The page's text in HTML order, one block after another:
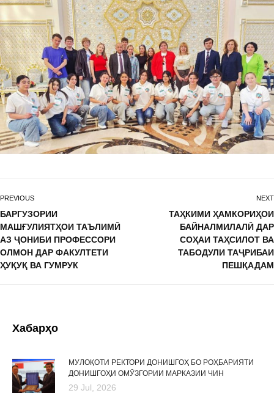
PREVIOUS
БАРГУЗОРИИ
МАШҒУЛИЯТҲОИ ТАЪЛИМӢ
АЗ ҶОНИБИ ПРОФЕССОРИ
ОЛМОН ДАР ФАКУЛТЕТИ
ҲУҚУҚ ВА ГУМРУК
NEXT
ТАҲКИМИ ҲАМКОРИҲОИ
БАЙНАЛМИЛАЛӢ ДАР
СОҲАИ ТАҲСИЛОТ ВА
ТАБОДУЛИ ТАҶРИБАИ
ПЕШҚАДАМ
Хабарҳо
МУЛОҚОТИ РЕКТОРИ ДОНИШГОҲ БО РОҲБАРИЯТИ
ДОНИШГОҲИ ОМӮЗГОРИИ МАРКАЗИИ ЧИН
29 Jul, 2026